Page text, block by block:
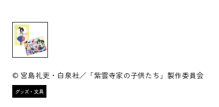
© 宮島礼吏・白泉社／「紫雲寺家の子供たち」製作委員会